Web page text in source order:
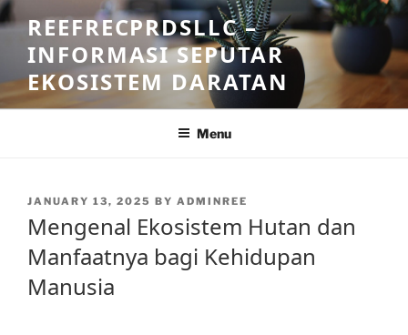
Skip
to
content
REEFRECPRDSLLC –
INFORMASI SEPUTAR
EKOSISTEM DARATAN
Menu
POSTED
JANUARY 13, 2025 BY ADMINREE
Mengenal Ekosistem Hutan dan
Manfaatnya bagi Kehidupan
Manusia